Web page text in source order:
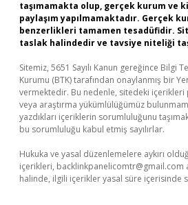
taşımamakta olup, gerçek kurum ve
paylaşım yapılmamaktadır. Gerçek
benzerlikleri tamamen tesadüfidir.
taslak halindedir ve tavsiye niteliği
Sitemiz, 5651 Sayılı Kanun gereğince Bilgi
Kurumu (BTK) tarafından onaylanmış bir
vermektedir. Bu nedenle, sitedeki
veya araştırma yükümlülüğümüz
yazdıkları içeriklerin sorumluluğunu
bu sorumluluğu kabul etmiş sayılırlar.
Hukuka ve yasal düzenlemelere aykırı
içerikleri, backlinkpanelicomtr@gmail.com
halinde, ilgili içerikler yasal süre içerisinde